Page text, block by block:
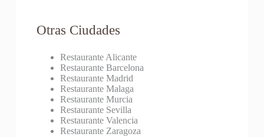
Otras Ciudades
Restaurante Alicante
Restaurante Barcelona
Restaurante Madrid
Restaurante Malaga
Restaurante Murcia
Restaurante Sevilla
Restaurante Valencia
Restaurante Zaragoza